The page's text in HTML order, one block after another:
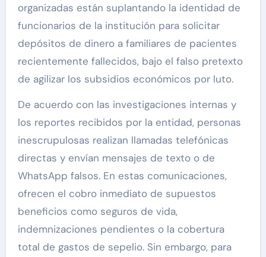
organizadas están suplantando la identidad de
funcionarios de la institución para solicitar
depósitos de dinero a familiares de pacientes
recientemente fallecidos, bajo el falso pretexto
de agilizar los subsidios económicos por luto.
De acuerdo con las investigaciones internas y
los reportes recibidos por la entidad, personas
inescrupulosas realizan llamadas telefónicas
directas y envían mensajes de texto o de
WhatsApp falsos. En estas comunicaciones,
ofrecen el cobro inmediato de supuestos
beneficios como seguros de vida,
indemnizaciones pendientes o la cobertura
total de gastos de sepelio. Sin embargo, para